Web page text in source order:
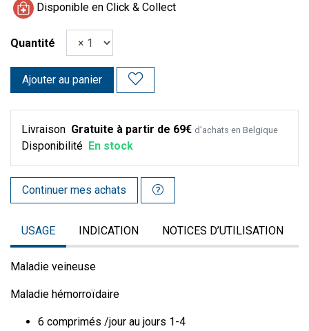
Disponible en Click & Collect
Quantité
Ajouter au panier
Livraison Gratuite à partir de 69€ d’achats en Belgique
Disponibilité En stock
Continuer mes achats
USAGE INDICATION NOTICES D’UTILISATION
Maladie veineuse
Maladie hémorroïdaire
6 comprimés /jour au jours 1-4